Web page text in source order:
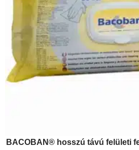
BACOBAN® hosszú távú felületi